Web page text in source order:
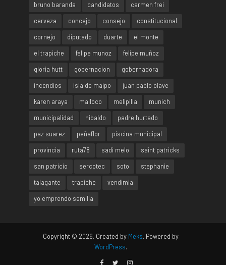
bruno baranda
candidatos
carmen frei
cerveza
concejo consejo
constitucional
cornejo
diputado duarte
el monte
el trapiche
felipe munoz
felipe muñoz
gloria hutt
gobernacion
gobernadora
incendios
isla de maipo
juan pablo olave
karen araya
malloco melipilla
munich
municipalidad
nibaldo
padre hurtado
paz suarez
peñaflor
piscina municipal
provincia
ruta78 sadi melo
saint patricks
san patricio
sercotec soto
stephanie
talagante
trapiche
vendimia
yo emprendo semilla
Copyright © 2026. Created by Meks. Powered by
WordPress.